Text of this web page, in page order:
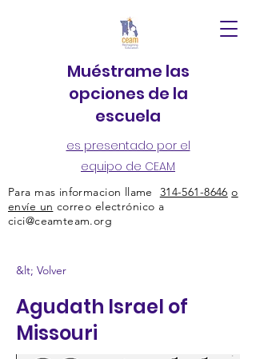
Muéstrame las
opciones de la
escuela
es presentado por el
equipo de CEAM
Para mas informacion llame 314-561-8646 o
envíe un correo electrónico a
cici@ceamteam.org
&lt; Volver
Agudath Israel of
Missouri